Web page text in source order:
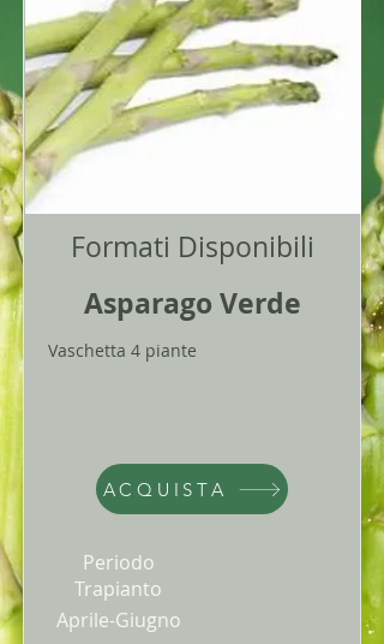
Formati Disponibili
Asparago Verde
Vaschetta 4 piante
ACQUISTA
Periodo
Trapianto
Aprile-Giugno